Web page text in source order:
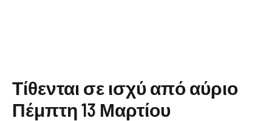
Τίθενται σε ισχύ από αύριο
Πέμπτη 13 Μαρτίου